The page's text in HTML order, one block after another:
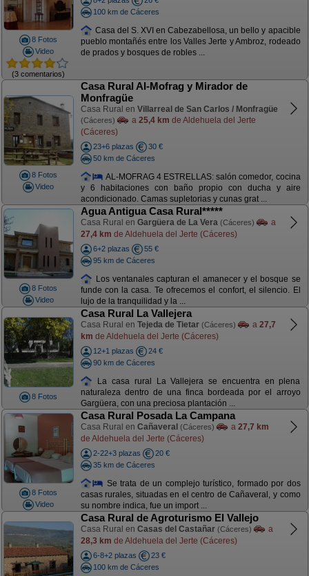
8 Fotos
Video
(3 comentarios)
100 km de Cáceres
Casa del S. XVI en Cabezabellosa, un bello y apacible
pueblo montañés entre los Valles Jerte y Ambroz, rodeado
de prados y bosques de robles ...
8 Fotos
Video
Casa Rural Al-Mofrag y Mirador de
Monfragüe
Casa Rural en Villarreal de San Carlos / Monfragüe
(Cáceres) a 25,4 km de Aldehuela del Jerte
(Cáceres)
23+6 plazas
30 €
50 km de Cáceres
AL-MOFRAG 4 ESTRELLAS: salón comedor, cocina
y 6 habitaciones con baño propio con ducha y aire
acondicionado. Camas supletorias y cunas grat ...
8 Fotos
Video
Agua Antigua Casa Rural*****
Casa Rural en Gargüera de La Vera (Cáceres)
a
27,4 km de Aldehuela del Jerte (Cáceres)
6+2 plazas
55 €
95 km de Cáceres
Los ventanales capturan el amanecer y el bosque se
funde con la casa. Te ofrecemos el confort, el silencio. El
lujo de la tranquilidad y la ...
8 Fotos
Casa Rural La Vallejera
Casa Rural en Tejeda de Tietar (Cáceres) a 27,7
km de Aldehuela del Jerte (Cáceres)
12+1 plazas
24 €
90 km de Cáceres
La casa rural La Vallejera se encuentra en plena
naturaleza dentro de una finca bordeada por el arroyo
Gargüera, con una preciosa plantación ...
8 Fotos
Video
Casa Rural Posada La Campana
Casa Rural en Cañaveral (Cáceres) a 27,7 km
de Aldehuela del Jerte (Cáceres)
2-22+3 plazas
20 €
35 km de Cáceres
Se trata de un complejo turístico, formado por dos
casas rurales, situadas en el centro de Cañaveral, y como
su nombre indica, fue un import ...
Casa Rural de Agroturismo El Vallejo
Casa Rural en Casas del Castañar (Cáceres)
a
28,3 km de Aldehuela del Jerte (Cáceres)
6-8+2 plazas
23 €
100 km de Cáceres